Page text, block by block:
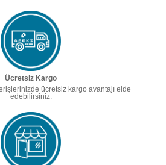
Ücretsiz Kargo
ücretsiz kargo avantajı elde
edebilirsiniz.